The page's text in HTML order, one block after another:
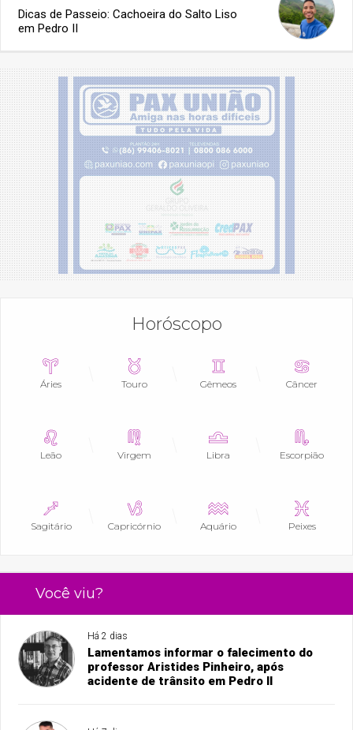
Dicas de Passeio: Cachoeira do Salto Liso
em Pedro II
Horóscopo
Áries Touro Gêmeos Câncer
Leão Virgem Libra Escorpião
Sagitário Capricórnio Aquário Peixes
Você viu?
Há 2 dias
Lamentamos informar o falecimento do
professor Aristides Pinheiro, após
acidente de trânsito em Pedro II